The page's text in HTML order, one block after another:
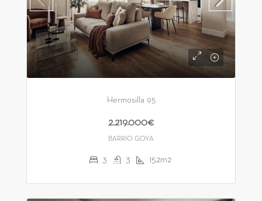
Hermosilla 95
2.219.000€
BARRIO GOYA
3 3 152m2